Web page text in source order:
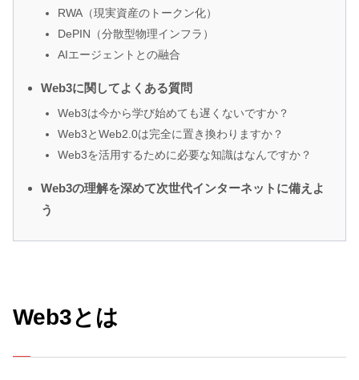
RWA（現実資産のトークン化）
DePIN（分散型物理インフラ）
AIエージェントとの融合
Web3に関してよくある質問
Web3は今から学び始めても遅くないですか？
Web3とWeb2.0は完全に置き換わりますか？
Web3を活用するために必要な知識はなんですか？
Web3の理解を深めて次世代インターネットに備えよ
う
Web3とは